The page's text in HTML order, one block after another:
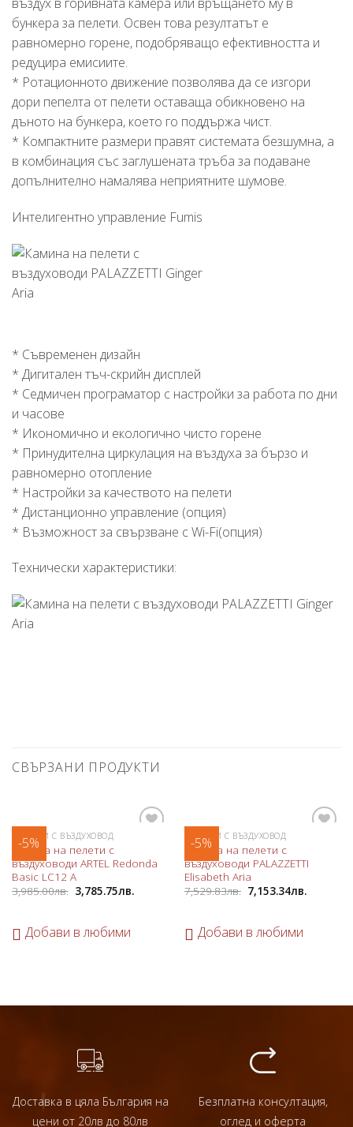
бункера за пелети. Освен това резултатът е
равномерно горене, подобряващо ефективността и
редуцира емисиите.
* Ротационното движение позволява да се изгори
дори пепелта от пелети оставаща обикновено на
дъното на бункера, което го поддържа чист.
* Компактните размери правят системата безшумна, а
в комбинация със заглушената тръба за подаване
допълнително намалява неприятните шумове.
Интелигентно управление Fumis
* Съвременен дизайн
* Дигитален тъч-скрийн дисплей
* Седмичен програматор с настройки за работа по дни
и часове
* Икономично и екологично чисто горене
* Принудителна циркулация на въздуха за бързо и
равномерно отопление
* Настройки за качеството на пелети
* Дистанционно управление (опция)
* Възможност за свързване с Wi-Fi(опция)
Технически характеристики:
СВЪРЗАНИ ПРОДУКТИ
-5%
любими
КАМИНИ С ВЪЗДУХОВОД
Камина на пелети с
въздуховоди ARTEL Redonda
Basic LC12 A
3,985.00лв. 3,785.75лв.
Добави в любими
-5%
любими
КАМИНИ С ВЪЗДУХОВОД
Камина на пелети с
въздуховоди PALAZZETTI
Elisabeth Aria
7,529.83лв. 7,153.34лв.
Добави в любими
Доставка в цяла България на
цени от 20лв до 80лв
Безплатна консултация,
оглед и оферта